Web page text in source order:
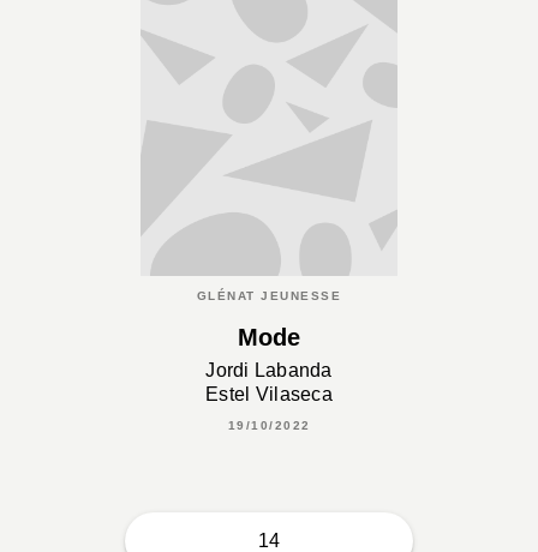
GLÉNAT JEUNESSE
Mode
Jordi Labanda
Estel Vilaseca
19/10/2022
14